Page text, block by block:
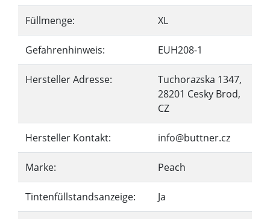
Füllmenge: XL
Gefahrenhinweis: EUH208-1
Hersteller Adresse:
Tuchorazska 1347,
28201 Cesky Brod,
CZ
Hersteller Kontakt: info@buttner.cz
Marke: Peach
Tintenfüllstandsanzeige: Ja